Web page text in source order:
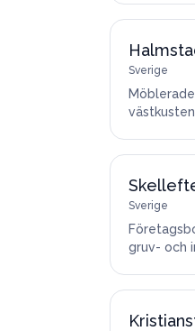
Sverige
Sverige
gruv- och